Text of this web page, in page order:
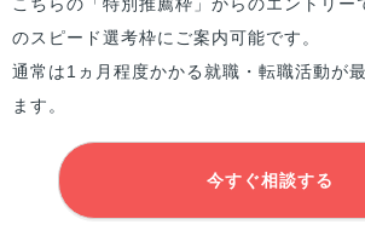
こちらの「特別推薦枠」からのエントリー
のスピード選考枠にご案内可能です。
通常は1ヵ月程度かかる就職・転職活動が
ます。
今すぐ相談する